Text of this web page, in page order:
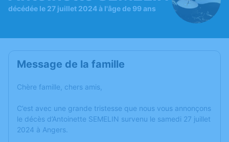
décédée le 27 juillet 2024 à l'âge de 99 ans
Message de la famille
Chère famille, chers amis,
C’est avec une grande tristesse que nous vous annonçons
le décès d’Antoinette SEMELIN survenu le samedi 27 juillet
2024 à Angers.